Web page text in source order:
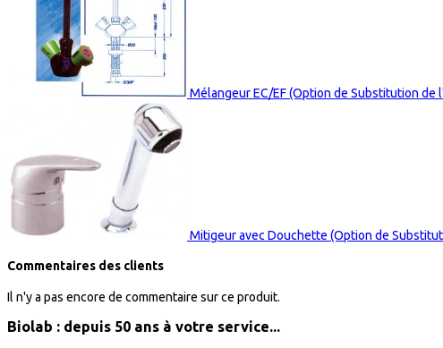
Mélangeur EC/EF (Option de Substitution de
Mitigeur avec Douchette (Option de
Commentaires des clients
Il n'y a pas encore de commentaire sur ce produit.
Biolab : depuis 50 ans à votre service...